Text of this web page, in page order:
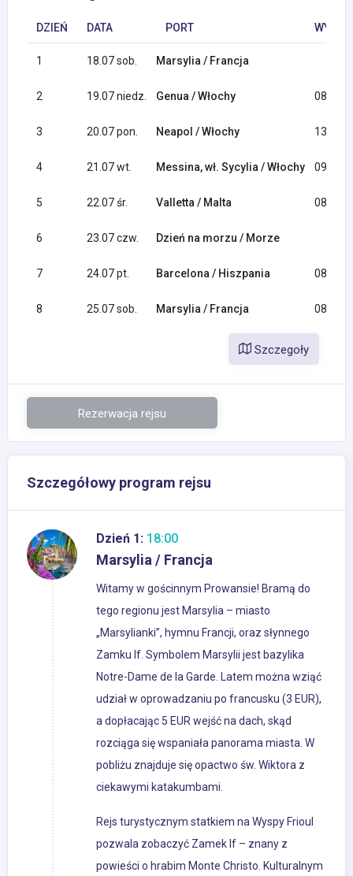
DZIEŃ DATA PORT
1 18.07 sob. Marsylia / Francja
2 19.07 niedz. Genua / Włochy 08:00
3 20.07 pon. Neapol / Włochy 13:00
4 21.07 wt. Messina, wł. Sycylia / Włochy 09:00
5 22.07 śr. Valletta / Malta 08:00
6 23.07 czw. Dzień na morzu / Morze
7 24.07 pt. Barcelona / Hiszpania 08:00
8 25.07 sob. Marsylia / Francja 08:00
Szczegoły
Rezerwacja rejsu
Szczegółowy program rejsu
Dzień 1: 18:00
Marsylia / Francja
Witamy w gościnnym Prowansie! Bramą do
tego regionu jest Marsylia – miasto
„Marsylianki”, hymnu Francji, oraz słynnego
Zamku If. Symbolem Marsylii jest bazylika
Notre-Dame de la Garde. Latem można wziąć
udział w oprowadzaniu po francusku (3 EUR),
a dopłacając 5 EUR wejść na dach, skąd
rozciąga się wspaniała panorama miasta. W
pobliżu znajduje się opactwo św. Wiktora z
ciekawymi katakumbami.
Rejs turystycznym statkiem na Wyspy Frioul
pozwala zobaczyć Zamek If – znany z
powieści o hrabim Monte Christo. Kulturalnym